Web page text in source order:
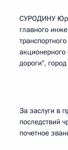
СУРОДИНУ
главного
дороги",
За заслуги в
последствий
почетное